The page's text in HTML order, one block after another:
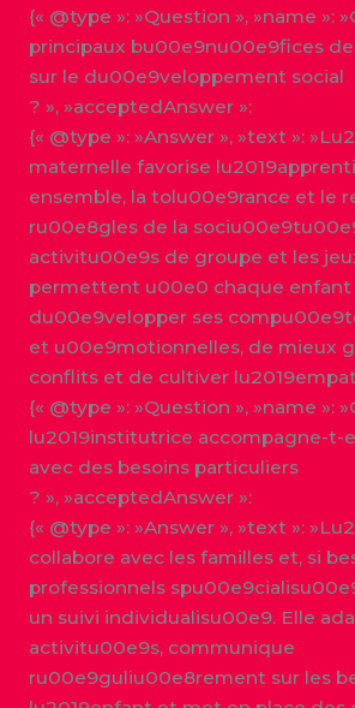
{« @type »: »Question », »name »:
principaux bu00e9nu00e9fices
sur le du00e9veloppement social
? », »acceptedAnswer »:
{« @type »: »Answer », »text »:
maternelle favorise
ensemble, la tolu00e9rance et le
ru00e8gles de la
activitu00e9s de groupe et les
permettent u00e0 chaque enfant
du00e9velopper ses
et u00e9motionnelles, de mieux
conflits et de cultiver
{« @type »: »Question », »name »:
lu2019institutrice accompagne-t-
avec des besoins particuliers
? », »acceptedAnswer »:
{« @type »: »Answer », »text »:
collabore avec les familles et, si
professionnels
un suivi individualisu00e9. Elle
activitu00e9s, communique
ru00e9guliu00e8rement sur les